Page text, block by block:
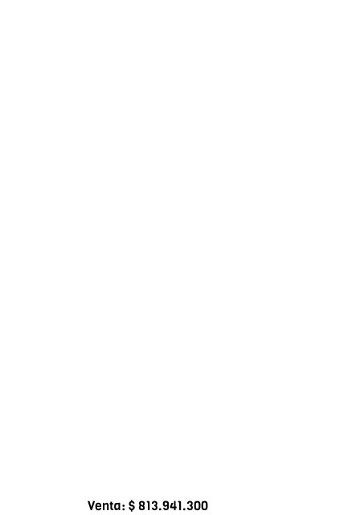
Venta: $ 813.941.300